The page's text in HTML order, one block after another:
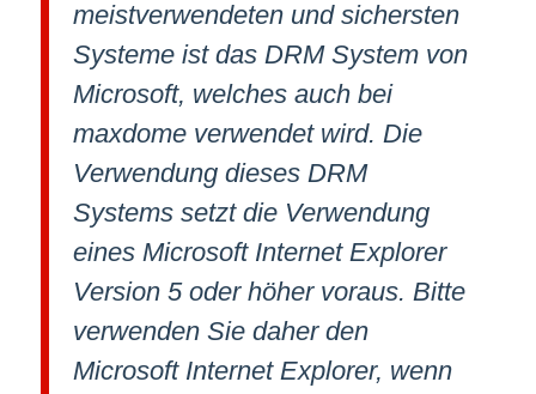
meistverwendeten und sichersten
Systeme ist das DRM System von
Microsoft, welches auch bei
maxdome verwendet wird. Die
Verwendung dieses DRM
Systems setzt die Verwendung
eines Microsoft Internet Explorer
Version 5 oder höher voraus. Bitte
verwenden Sie daher den
Microsoft Internet Explorer, wenn